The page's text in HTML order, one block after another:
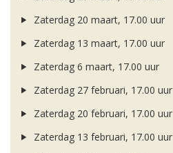
Zaterdag 20 maart, 17.00 uur
Zaterdag 13 maart, 17.00 uur
Zaterdag 6 maart, 17.00 uur
Zaterdag 27 februari, 17.00 uur
Zaterdag 20 februari, 17.00 uur
Zaterdag 13 februari, 17.00 uur